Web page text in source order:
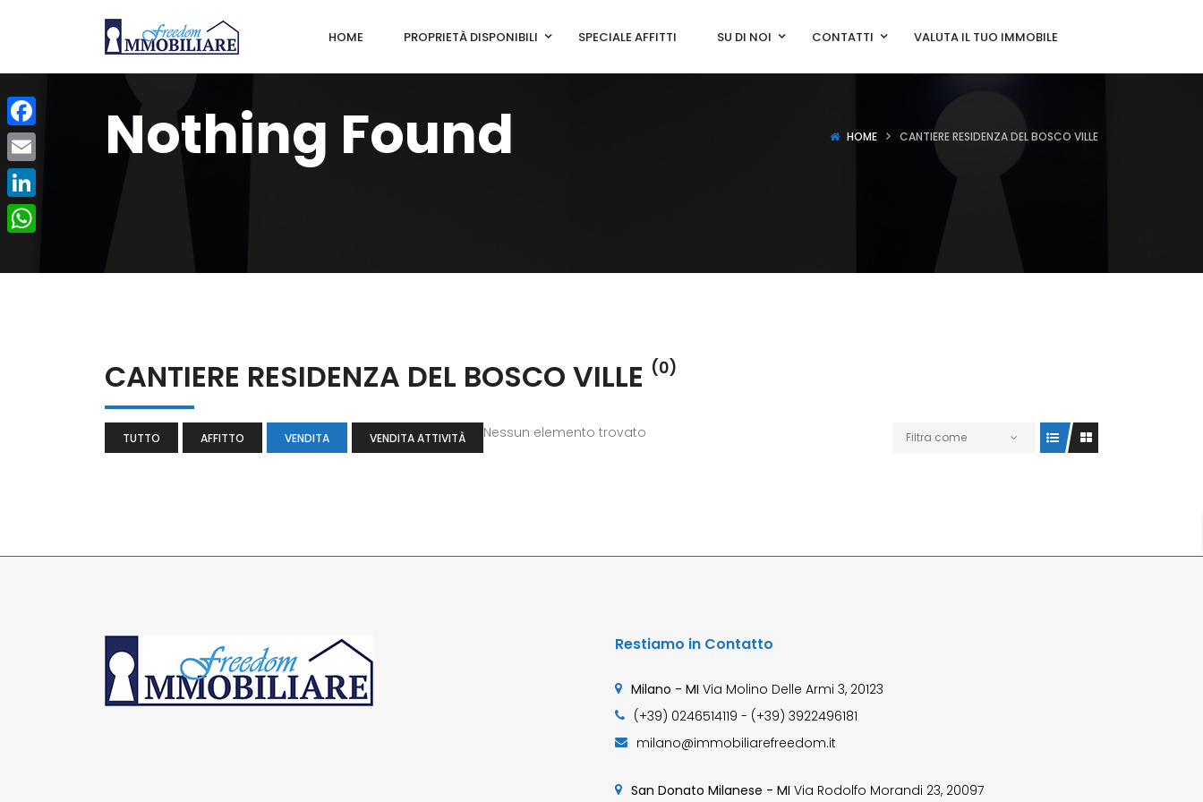
HOME PROPRIETÀ DISPONIBILI SPECIALE AFFITTI SU DI NOI CONTATTI VALUTA IL TUO IMMOBILE
Nothing Found HOME CANTIERE RESIDENZA DEL BOSCO VILLE
CANTIERE RESIDENZA DEL BOSCO VILLE (0)
TUTTO AFFITTO VENDITA VENDITA ATTIVITÀ Filtra come
Nessun elemento trovato
Restiamo in Contatto
Milano - MI Via Molino Delle Armi 3, 20123
(+39) 0246514119 - (+39) 3922496181
milano@immobiliarefreedom.it
San Donato Milanese - MI Via Rodolfo Morandi 23, 20097
Facebook
Email
LinkedIn